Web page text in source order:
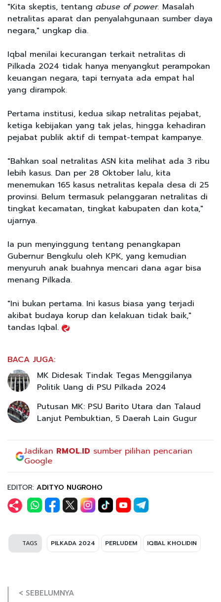
"Kita skeptis, tentang abuse of power. Masalah
netralitas aparat dan penyalahgunaan sumber daya
negara," ungkap dia.
Iqbal menilai kecurangan terkait netralitas di
Pilkada 2024 tidak hanya menyangkut perampokan
keuangan negara, tapi ternyata ada empat hal
yang dirampok.
Pertama institusi, kedua sikap netralitas pejabat,
ketiga kebijakan yang tak jelas, hingga kehadiran
pejabat publik aktif di tempat-tempat kampanye.
"Bahkan soal netralitas ASN kita melihat ada 3 ribu
lebih kasus. Dan per 28 Oktober lalu, kita
menemukan 165 kasus netralitas kepala desa di 25
provinsi. Belum termasuk pelanggaran netralitas di
tingkat kecamatan, tingkat kabupaten dan kota,"
ujarnya.
Ia pun menyinggung tentang penangkapan
Gubernur Bengkulu oleh KPK, yang kemudian
menyuruh anak buahnya mencari dana agar bisa
menang Pilkada.
"Ini bukan pertama. Ini kasus biasa yang terjadi
akibat budaya korup dan kelakuan tidak baik,"
tandas Iqbal.
BACA JUGA:
MK Didesak Tindak Tegas Menggilanya
Politik Uang di PSU Pilkada 2024
Putusan MK: PSU Barito Utara dan Talaud
Lanjut Pembuktian, 5 Daerah Lain Gugur
Jadikan RMOL.ID sumber pilihan pencarian
Google
EDITOR: ADITYO NUGROHO
TAGS PILKADA 2024 PERLUDEM IQBAL KHOLIDIN
< SEBELUMNYA